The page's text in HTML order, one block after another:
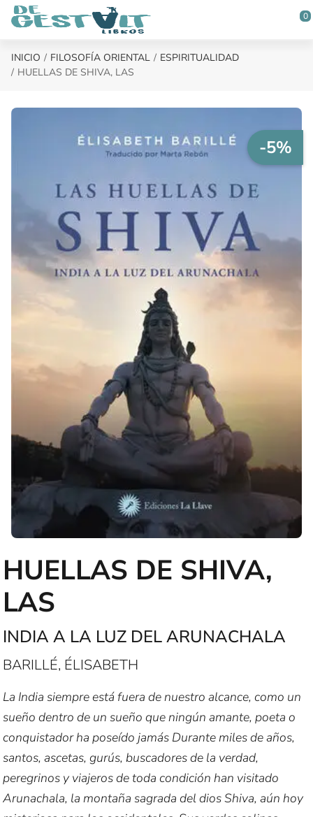
Saltar al contenido principal
0
INICIO FILOSOFÍA ORIENTAL
ESPIRITUALIDAD
HUELLAS DE SHIVA, LAS
-5%
HUELLAS DE SHIVA,
LAS
INDIA A LA LUZ DEL ARUNACHALA
BARILLÉ, ÉLISABETH
La India siempre está fuera de nuestro alcance, como un
sueño dentro de un sueño que ningún amante, poeta o
conquistador ha poseído jamás Durante miles de años,
santos, ascetas, gurús, buscadores de la verdad,
peregrinos y viajeros de toda condición han visitado
Arunachala, la montaña sagrada del dios Shiva, aún hoy